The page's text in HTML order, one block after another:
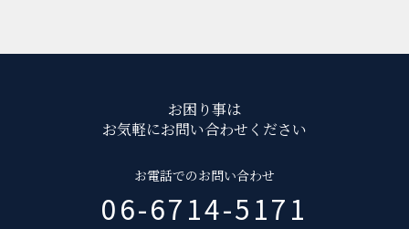
お困り事は
お気軽にお問い合わせください
お電話でのお問い合わせ
06-6714-5171